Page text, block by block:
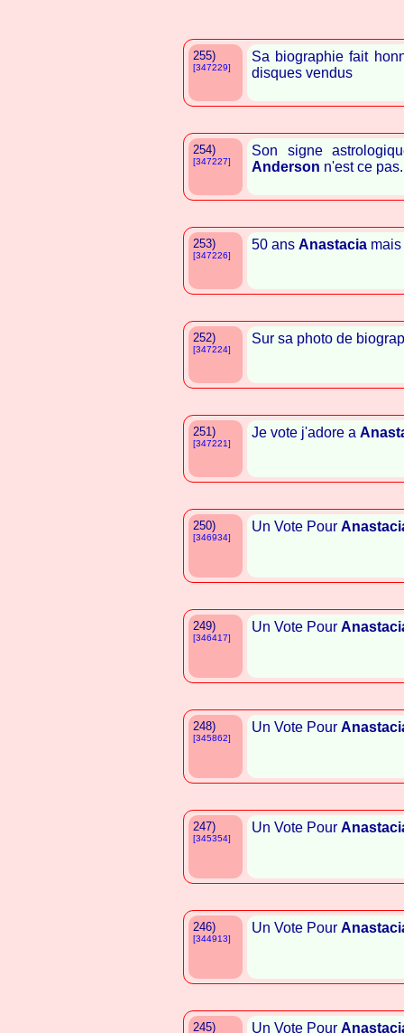
255)
[347229]
Sa biographie fait
disques vendus
254)
[347227]
Son signe
Anderson n'est ce pas.
253)
[347226]
50 ans Anastacia
252)
[347224]
Sur sa photo de
251)
[347221]
Je vote j'adore a
250)
[346934]
Un Vote Pour
249)
[346417]
Un Vote Pour
248)
[345862]
Un Vote Pour
247)
[345354]
Un Vote Pour
246)
[344913]
Un Vote Pour
245) Un Vote Pour